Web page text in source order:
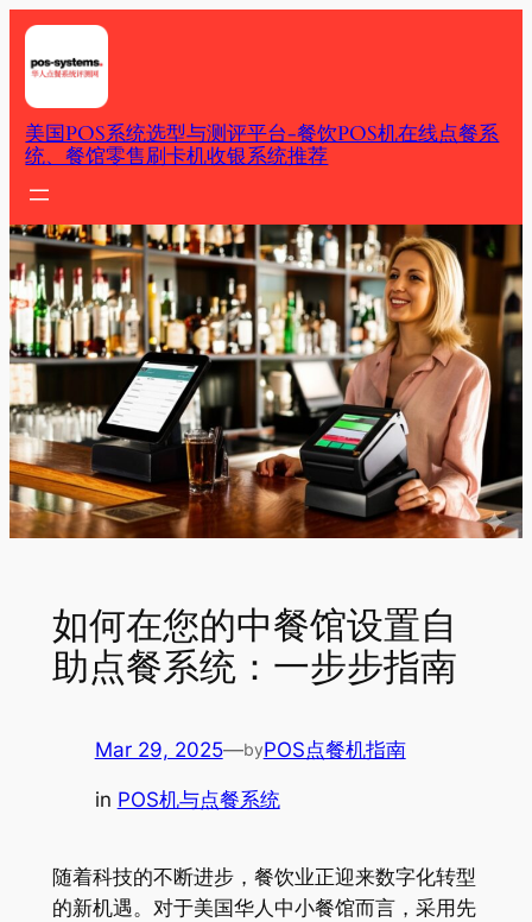
Skip
content
美国POS系统选型与测评平台-餐饮POS机在线点餐系
统、餐馆零售刷卡机收银系统推荐
如何在您的中餐馆设置自
助点餐系统：一步步指南
Mar 29, 2025—byPOS点餐机指南
in POS机与点餐系统
随着科技的不断进步，餐饮业正迎来数字化转型
的新机遇。对于美国华人中小餐馆而言，采用先